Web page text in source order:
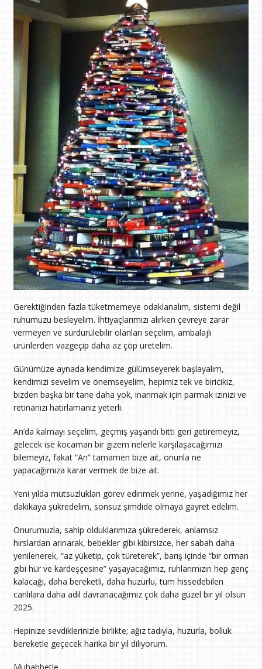
Gerektiğinden fazla tüketmemeye odaklanalım, sistemi değil
ruhumuzu besleyelim. İhtiyaçlarımızı alırken çevreye zarar
vermeyen ve sürdürülebilir olanları seçelim, ambalajlı
ürünlerden vazgeçip daha az çöp üretelim.
Günümüze aynada kendimize gülümseyerek başlayalım,
kendimizi sevelim ve önemseyelim, hepimiz tek ve biricikiz,
bizden başka bir tane daha yok, inanmak için parmak izinizi ve
retinanızı hatırlamanız yeterli.
An’da kalmayı seçelim, geçmiş yaşandı bitti geri getiremeyiz,
gelecek ise kocaman bir gizem nelerle karşılaşacağımızı
bilemeyiz, fakat “An” tamamen bize ait, onunla ne
yapacağımıza karar vermek de bize ait.
Yeni yılda mutsuzlukları görev edinmek yerine, yaşadığımız her
dakikaya şükredelim, sonsuz şimdide olmaya gayret edelim.
Onurumuzla, sahip olduklarımıza şükrederek, anlamsız
hırslardan arınarak, bebekler gibi kibirsizce, her sabah daha
yenilenerek, “az yüketip, çok türeterek”, barış içinde “bir orman
gibi hür ve kardeşçesine” yaşayacağımız, ruhlarımızın hep genç
kalacağı, daha bereketli, daha huzurlu, tüm hissedebilen
canlılara daha adil davranacağımız çok daha güzel bir yıl olsun
2025.
Hepinize sevdiklerinizle birlikte; ağız tadıyla, huzurla, bolluk
bereketle geçecek harika bir yıl diliyorum.